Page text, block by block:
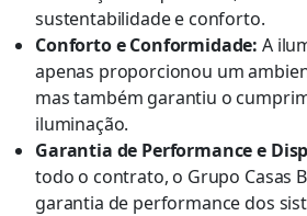
sustentabilidade e conforto.
Conforto e Conformidade: A
apenas proporcionou um
mas também garantiu o
iluminação.
Garantia de Performance e
todo o contrato, o Grupo Casas
garantia de performance dos